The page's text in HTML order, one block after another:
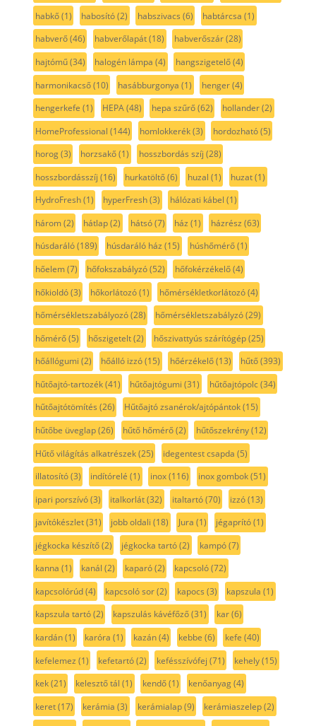
habkő(1) habosító(2) habszivacs (6) habtárcsa (1)
habverő(46) habverőlapát(18) habverőszár(28)
hajtómű(34) halogén lámpa (4) hangszigetelő(4)
harmonikacső(10) hasábburgonya (1) henger(4)
hengerkefe (1) HEPA(48) hepa szűrő(62) hollander(2)
HomeProfessional (144) homlokkerék(3) hordozható(5)
horog(3) horzsakő(1) hosszbordás szíj (28)
hosszbordásszíj (16) hurkatöltő(6) huzal (1) huzat(1)
HydroFresh(1) hyperFresh(3) hálózati kábel (1)
három(2) hátlap(2) hátsó(7) ház (1) házrész (63)
húsdaráló(189) húsdaráló ház (15) húshőmérő(1)
hőelem(7) hőfokszabályzó(52) hőfokérzékelő(4)
hőkioldó(3) hőkorlátozó(1) hőmérsékletkorlátozó(4)
hőmérsékletszabályozó(28) hőmérsékletszabályzó(29)
hőmérő(5) hőszigetelt(2) hőszivattyús szárítógép(25)
hőállógumi (2) hőálló izzó(15) hőérzékelő(13) hűtő(393)
hűtőajtó-tartozék(41) hűtőajtógumi (31) hűtőajtópolc(34)
hűtőajtótömítés (26) Hűtőajtó zsanérok/ajtópántok(15)
hűtőbe üveglap(26) hűtő hőmérő(2) hűtőszekrény(12)
Hűtő világítás alkatrészek(25) idegentest csapda (5)
illatosító(3) indítórelé (1) inox(116) inox gombok(51)
ipari porszívó(3) italkorlát(32) italtartó(70) izzó(13)
javítókészlet(31) jobb oldali (18) Jura (1) jégaprító(1)
jégkocka készítő(2) jégkocka tartó(2) kampó(7)
kanna (1) kanál (2) kaparó(2) kapcsoló(72)
kapcsolórúd(4) kapcsoló sor(2) kapocs (3) kapszula (1)
kapszula tartó(2) kapszulás kávéfőző(31) kar(6)
kardán(1) karóra (1) kazán(4) kebbe (6) kefe (40)
kefelemez (1) kefetartó(2) kefésszívófej (71) kehely(15)
kek(21) kelesztő tál (1) kendő(1) kenőanyag(4)
keret(17) kerámia (3) kerámialap(9) kerámiaszelep(2)